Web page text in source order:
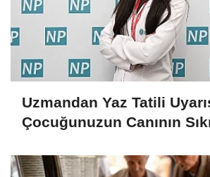
Uzmandan Yaz Tatili
Çocuğunuzun Canının